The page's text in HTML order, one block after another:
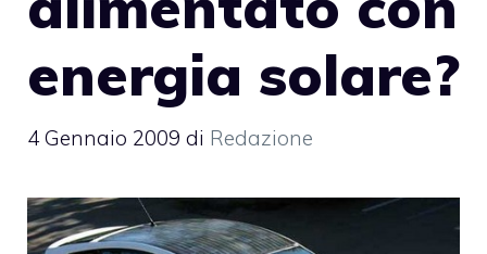
energia solare?
4 Gennaio 2009 di Redazione